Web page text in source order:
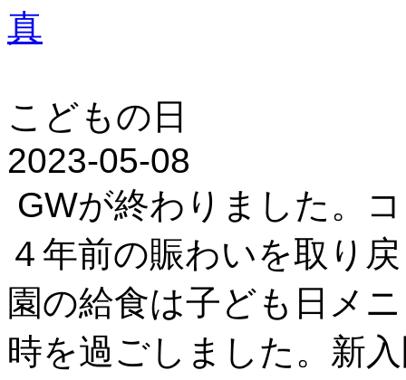
こどもの日
2023-05-08
GWが終わりました。
４年前の賑わいを取り
園の給食は子ども日メ
時を過ごしました。新